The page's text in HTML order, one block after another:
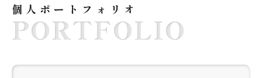
個人ポートフォリオ
PORTFOLIO